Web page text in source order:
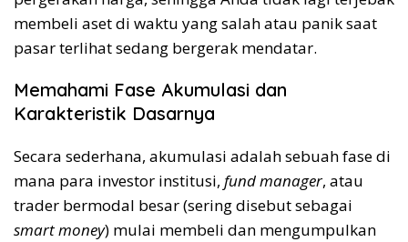
membeli aset di waktu yang salah atau panik saat
pasar terlihat sedang bergerak mendatar.
Memahami Fase Akumulasi dan
Karakteristik Dasarnya
Secara sederhana, akumulasi adalah sebuah fase di
mana para investor institusi, fund manager, atau
trader bermodal besar (sering disebut sebagai
smart money) mulai membeli dan mengumpulkan